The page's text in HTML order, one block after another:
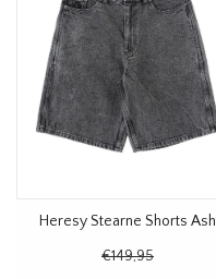
Heresy Stearne Shorts Ash
€149,95